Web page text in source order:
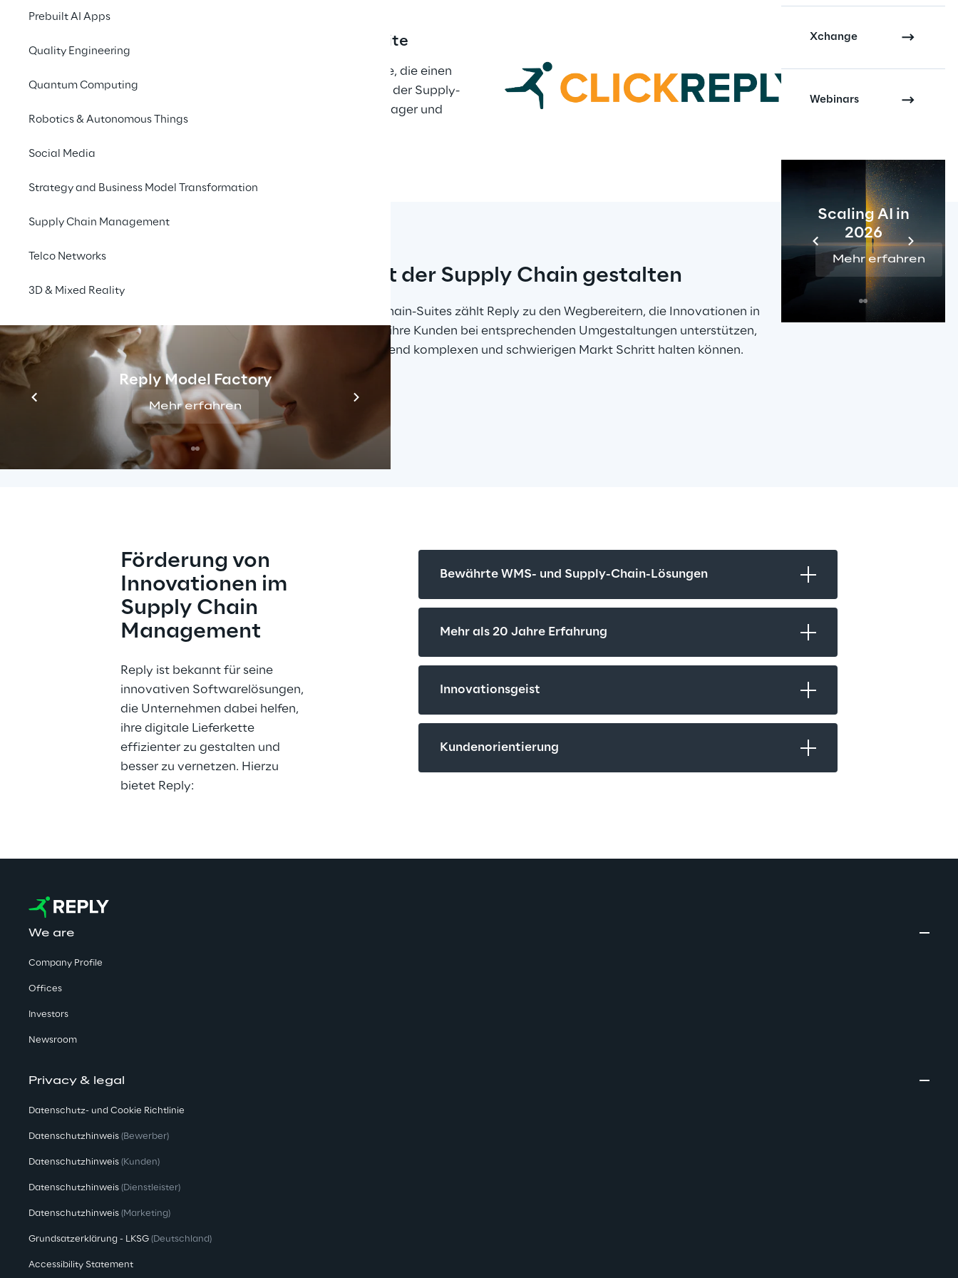
Prebuilt AI Apps
Quality Engineering
Quantum Computing
Robotics & Autonomous Things
Social Media
Strategy and Business Model Transformation
Supply Chain Management
Telco Networks
3D & Mixed Reality
Reply Model Factory
Mehr erfahren
Xchange
Webinars
Scaling AI in
2026
Mehr erfahren
Die Warehouse Execution Suite
Click Reply ist die Warehouse Execution Suite, die einen
effektiven Betrieb und eine präzise Steuerung der Supply-
Chain-Execution-Prozesse für Distributionslager und
Die Zukunft der Supply Chain gestalten
Mit seinen proprietären Supply-Chain-Suites zählt Reply zu den Wegbereitern, die Innovationen in
der Lieferkette vorantreiben und ihre Kunden bei entsprechenden Umgestaltungen unterstützen,
sodass diese in einem zunehmend komplexen und schwierigen Markt Schritt halten können.
Zur Pressemitteilung
Förderung von
Innovationen im
Supply Chain
Management
Reply ist bekannt für seine
innovativen Softwarelösungen,
die Unternehmen dabei helfen,
ihre digitale Lieferkette
effizienter zu gestalten und
besser zu vernetzen. Hierzu
bietet Reply:
Bewährte WMS- und Supply-Chain-Lösungen
Mehr als 20 Jahre Erfahrung
Innovationsgeist
Kundenorientierung
We are
Company Profile
Offices
Investors
Newsroom
Privacy & legal
Datenschutz- und Cookie Richtlinie
Datenschutzhinweis (Bewerber)
Datenschutzhinweis (Kunden)
Datenschutzhinweis (Dienstleister)
Datenschutzhinweis (Marketing)
Grundsatzerklärung - LKSG (Deutschland)
Accessibility Statement